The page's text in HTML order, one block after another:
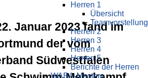
Herren 1
Übersicht
Teamvorstellung
Herren 2
Herren 3
Herren 4
Herren 5
Berichte der Herren
WABA-Masters
Januar 2023 fand im
der vom
Süd­westfalen